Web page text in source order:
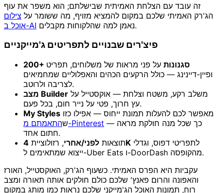
זה עובד עם הצלחת האמיתית שבישלתם; הוא משפר את עוף
הג'רק האמיתי שלכם במקום להמציא מזויף, מה ששומר על צילום
אוכל ב-AI
נאמן למה שהלקוחות מקבלים.
פיצ'רים שבנויים לתפריטים ג'מייקניים
200+ סגנונות על פני מראות של משלוחים, תפריט
ופיין-דיינינג — כולל הרקעים הכהים והאפלוליים שמחמיאים
לצריבה ולרוטב.
מצב Builder
עץ חרוך, פטי על נייר חום, בכל פעם.
My Styles
שהתאמתם מ-Pinterest — כך שכל מנה חולקת מראה
חתום אחד.
תוצאות לפני/אחרי, רזולוציית 4K
ייצוא שמתאימים ל-Uber Eats ו-DoorDash מהקופסה.
עקביות היא הפרס האמיתי. כשעוף הג'רק, האוקסטייל, האורז
והאפונה והרום פאנץ' שלכם כולם חולקים אותה תאורה ומצב
רוח, תמונות האוכל הג'מייקני שלכם נראות כמו מותג במקום